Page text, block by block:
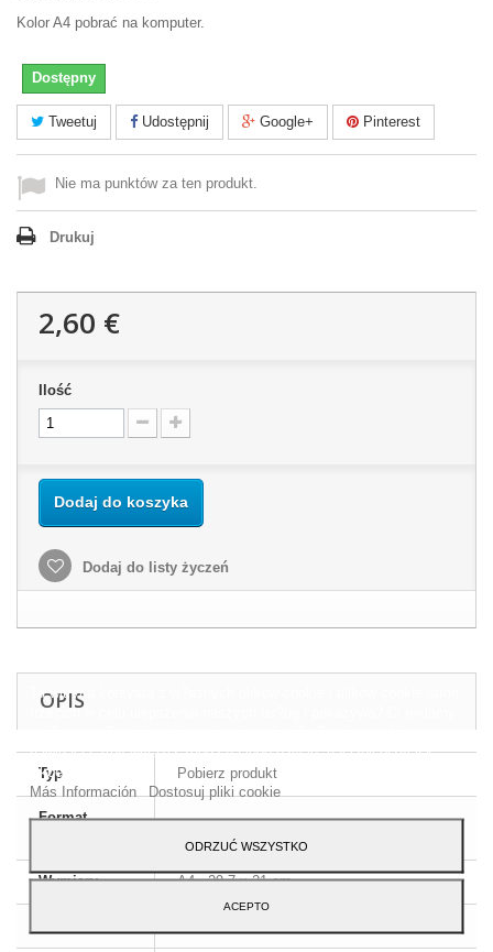
Kolor A4 pobrać na komputer.
Dostępny
Tweetuj Udostępnij Google+ Pinterest
Nie ma punktów za ten produkt.
Drukuj
2,60 €
Ilość
Dodaj do koszyka
Dodaj do listy życzeń
OPIS
Typ Pobierz produkt
Format
Wymiary A4 - 29,7 x 21 cm
Ta witryna korzysta z w?asnych plików cookie i plików cookie stron
trzecich w celu ulepszenia naszych us?ug i pokazywa? Ci reklamy
nawigacja. Aby wyrazi? zgod? na jego u?ycie, naci?nij przycisk
Akceptuj.
Más Información
Dostosuj pliki cookie
ODRZUĆ WSZYSTKO
ACEPTO